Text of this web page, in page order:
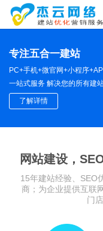
专注五合一建站
PC+手机+微官网+小程序
一站式服务 解决您的所有建
了解详情
网站建设，
15年建站经验、SEO
商；为企业提供互联
门